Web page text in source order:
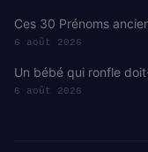
Ces 30 Prénoms
6 août 2026
Un bébé qui ronfle
6 août 2026